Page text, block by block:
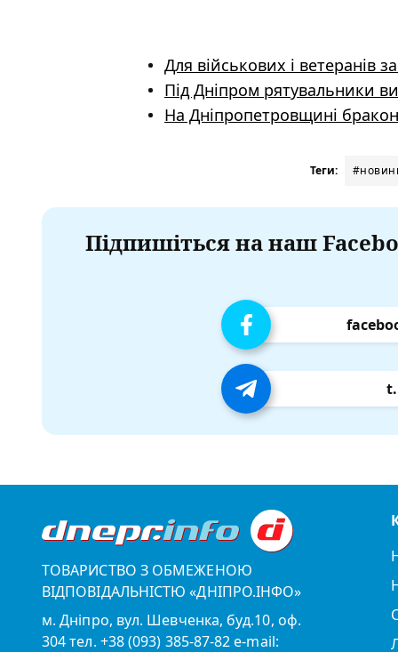
Для військових і ветеранів
Під Дніпром рятувальники
На Дніпропетровщині
Теги:
Підпишіться на наш
ТОВАРИСТВО З ОБМЕЖЕНОЮ
ВІДПОВІДАЛЬНІСТЮ «ДНІПРО.ІНФО»
м. Дніпро, вул. Шевченка, буд.10, оф.
304 тел. +38 (093) 385-87-82 e-mail: